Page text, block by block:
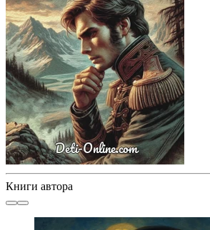
Книги автора